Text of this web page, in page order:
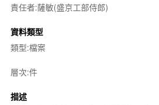
責任者:薩敏(盛京工部侍郎)
資料類型
類型:檔案
層次:件
描述